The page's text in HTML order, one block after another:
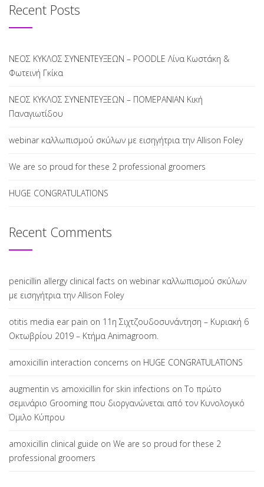
Recent Posts
ΝΕΟΣ ΚΥΚΛΟΣ ΣΥΝΕΝΤΕΥΞΕΩΝ – POODLE Λίνα Κωστάκη &
Φωτεινή Γκίκα
ΝΕΟΣ ΚΥΚΛΟΣ ΣΥΝΕΝΤΕΥΞΕΩΝ – ΠΟΜΕΡΑΝΙΑΝ Κική
Παναγιωτίδου
webinar καλλωπισμού σκύλων με εισηγήτρια την Allison Foley
We are so proud for these 2 professional groomers
HUGE CONGRATULATIONS
Recent Comments
penicillin allergy clinical facts on webinar καλλωπισμού σκύλων
με εισηγήτρια την Allison Foley
otitis media ear pain on 11η Σιχτζουδοσυνάντηση – Κυριακή 6
Οκτωβρίου 2019 – Κτήμα Animagroom.
amoxicillin interaction concerns on HUGE CONGRATULATIONS
augmentin vs amoxicillin for skin infections on Το πρώτο
σεμινάριο Grooming που διοργανώνεται από τον Κυνολογικό
Όμιλο Κύπρου
amoxicillin clinical guide on We are so proud for these 2
professional groomers